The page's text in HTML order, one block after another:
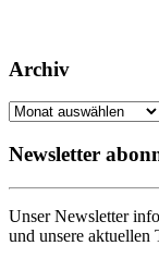
Archiv
Archiv
Newsletter
Unser Newsletter
und unsere aktuellen